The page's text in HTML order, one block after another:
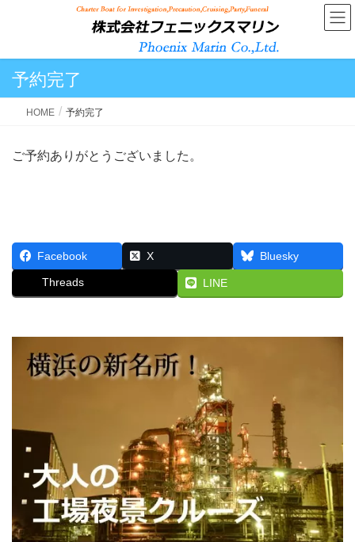
予約完了
HOME 予約完了
ご予約ありがとうございました。
Facebook X Bluesky
Threads LINE